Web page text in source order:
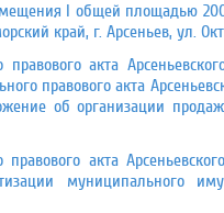
I общей площадью
край, г. Арсеньев, ул.
акта
правового акта
об организации
акта
муниципального